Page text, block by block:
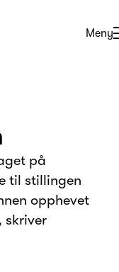
Åpne
Meny
på
til stillingen
opphevet
skriver